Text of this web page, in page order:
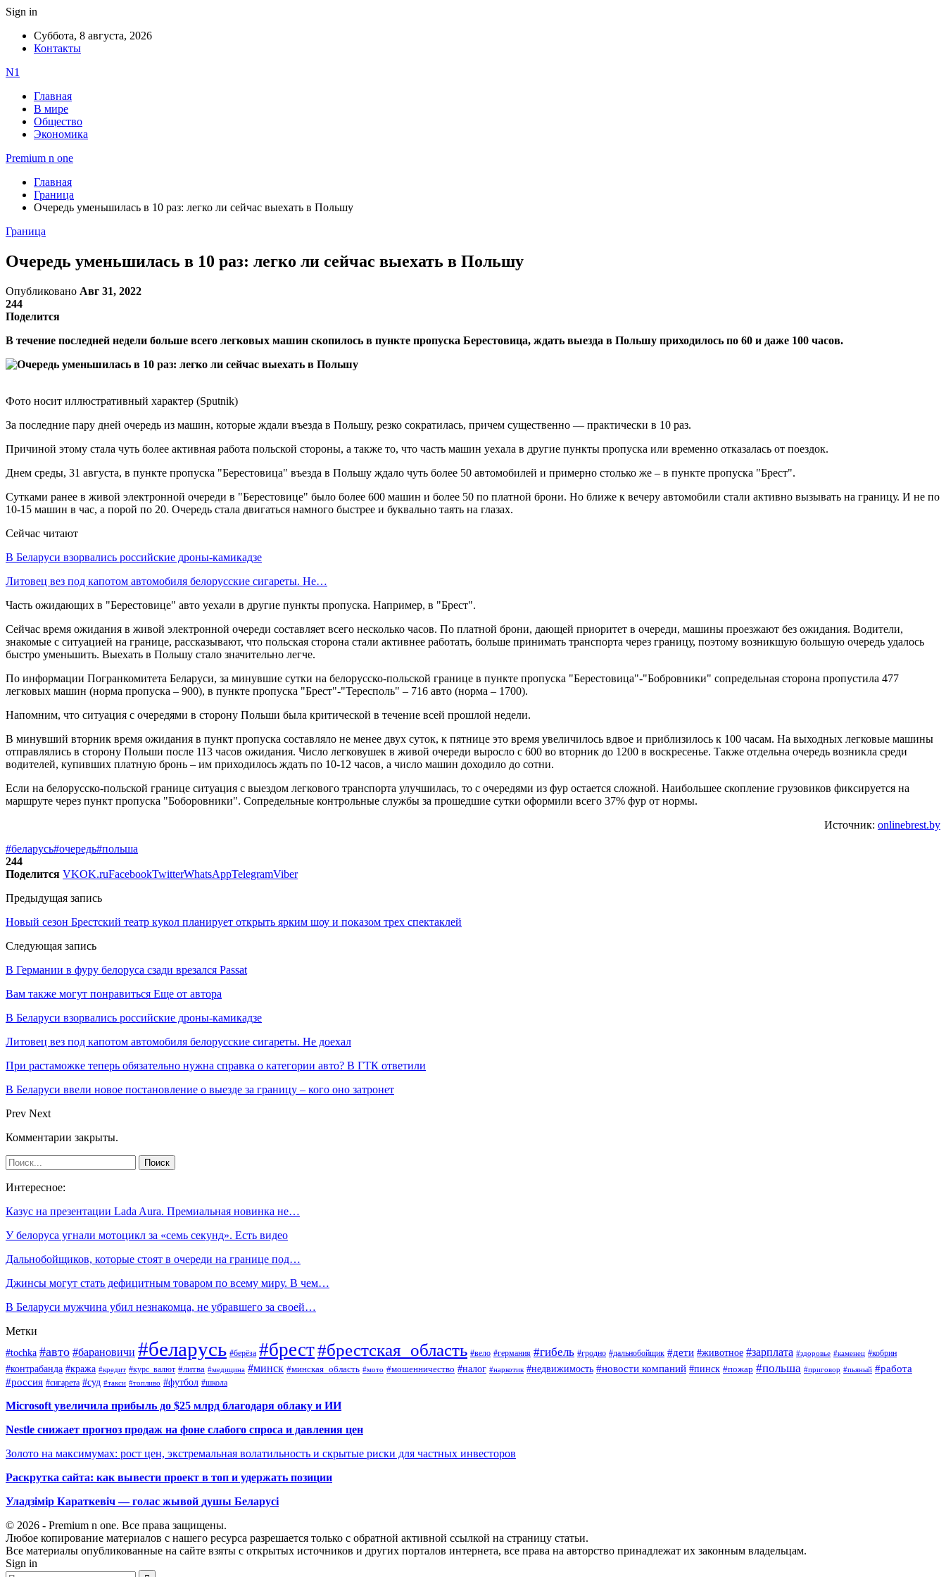
Sign in
Суббота, 8 августа, 2026
Контакты
N1
Главная
В мире
Общество
Экономика
Premium n one
Главная
Граница
Очередь уменьшилась в 10 раз: легко ли сейчас выехать в Польшу
Граница
Очередь уменьшилась в 10 раз: легко ли сейчас выехать в Польшу
Опубликовано Авг 31, 2022
244
Поделится
В течение последней недели больше всего легковых машин скопилось в пункте пропуска Берестовица, ждать выезда в Польшу приходилось по 60 и даже 100 часов.
Фото носит иллюстративный характер (Sputnik)
За последние пару дней очередь из машин, которые ждали въезда в Польшу, резко сократилась, причем существенно — практически в 10 раз.
Причиной этому стала чуть более активная работа польской стороны, а также то, что часть машин уехала в другие пункты пропуска или временно отказалась от поездок.
Днем среды, 31 августа, в пункте пропуска "Берестовица" въезда в Польшу ждало чуть более 50 автомобилей и примерно столько же – в пункте пропуска "Брест".
Сутками ранее в живой электронной очереди в "Берестовице" было более 600 машин и более 50 по платной брони. Но ближе к вечеру автомобили стали активно вызывать на границу. И не по
10-15 машин в час, а порой по 20. Очередь стала двигаться намного быстрее и буквально таять на глазах.
Сейчас читают
В Беларуси взорвались российские дроны-камикадзе
Литовец вез под капотом автомобиля белорусские сигареты. Не…
Часть ожидающих в "Берестовице" авто уехали в другие пункты пропуска. Например, в "Брест".
Сейчас время ожидания в живой электронной очереди составляет всего несколько часов. По платной брони, дающей приоритет в очереди, машины проезжают без ожидания. Водители,
знакомые с ситуацией на границе, рассказывают, что польская сторона стали активнее работать, больше принимать транспорта через границу, поэтому возникшую большую очередь удалось
быстро уменьшить. Выехать в Польшу стало значительно легче.
По информации Погранкомитета Беларуси, за минувшие сутки на белорусско-польской границе в пункте пропуска "Берестовица"-"Бобровники" сопредельная сторона пропустила 477
легковых машин (норма пропуска – 900), в пункте пропуска "Брест"-"Тересполь" – 716 авто (норма – 1700).
Напомним, что ситуация с очередями в сторону Польши была критической в течение всей прошлой недели.
В минувший вторник время ожидания в пункт пропуска составляло не менее двух суток, к пятнице это время увеличилось вдвое и приблизилось к 100 часам. На выходных легковые машины
отправлялись в сторону Польши после 113 часов ожидания. Число легковушек в живой очереди выросло с 600 во вторник до 1200 в воскресенье. Также отдельна очередь возникла среди
водителей, купивших платную бронь – им приходилось ждать по 10-12 часов, а число машин доходило до сотни.
Если на белорусско-польской границе ситуация с выездом легкового транспорта улучшилась, то с очередями из фур остается сложной. Наибольшее скопление грузовиков фиксируется на
маршруте через пункт пропуска "Боборовники". Сопредельные контрольные службы за прошедшие сутки оформили всего 37% фур от нормы.
Источник: onlinebrest.by
#беларусь#очередь#польша
244
Поделится VKOK.ruFacebookTwitterWhatsAppTelegramViber
Предыдущая запись
Новый сезон Брестский театр кукол планирует открыть ярким шоу и показом трех спектаклей
Следующая запись
В Германии в фуру белоруса сзади врезался Passat
Вам также могут понравиться Еще от автора
В Беларуси взорвались российские дроны-камикадзе
Литовец вез под капотом автомобиля белорусские сигареты. Не доехал
При растаможке теперь обязательно нужна справка о категории авто? В ГТК ответили
В Беларуси ввели новое постановление о выезде за границу – кого оно затронет
Prev Next
Комментарии закрыты.
Интересное:
Казус на презентации Lada Aura. Премиальная новинка не…
У белоруса угнали мотоцикл за «семь секунд». Есть видео
Дальнобойщиков, которые стоят в очереди на границе под…
Джинсы могут стать дефицитным товаром по всему миру. В чем…
В Беларуси мужчина убил незнакомца, не убравшего за своей…
Метки
#tochka #авто #барановичи #беларусь #берёза #брест#брестская_область #вело #германия #гибель #гродно #дальнобойщик #дети #животное #зарплата #здоровье #каменец #кобрин
#контрабанда #кража #кредит #курс_валют #литва #медицина #минск #минская_область #мото #мошенничество #налог #наркотик #недвижимость #новости компаний #пинск #пожар #польша #приговор #пьяный #работа
#россия #сигарета #суд #такси #топливо #футбол #школа
Microsoft увеличила прибыль до $25 млрд благодаря облаку и ИИ
Nestle снижает прогноз продаж на фоне слабого спроса и давления цен
Золото на максимумах: рост цен, экстремальная волатильность и скрытые риски для частных инвесторов
Раскрутка сайта: как вывести проект в топ и удержать позиции
Уладзімір Караткевіч — голас жывой душы Беларусі
© 2026 - Premium n one. Все права защищены.
Любое копирование материалов с нашего ресурса разрешается только с обратной активной ссылкой на страницу статьи.
Все материалы опубликованные на сайте взяты с открытых источников и других порталов интернета, все права на авторство принадлежат их законным владельцам.
Sign in